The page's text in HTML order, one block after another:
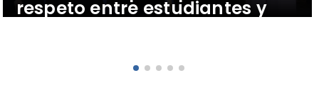
respeto entre estudiantes y
conductores del transporte